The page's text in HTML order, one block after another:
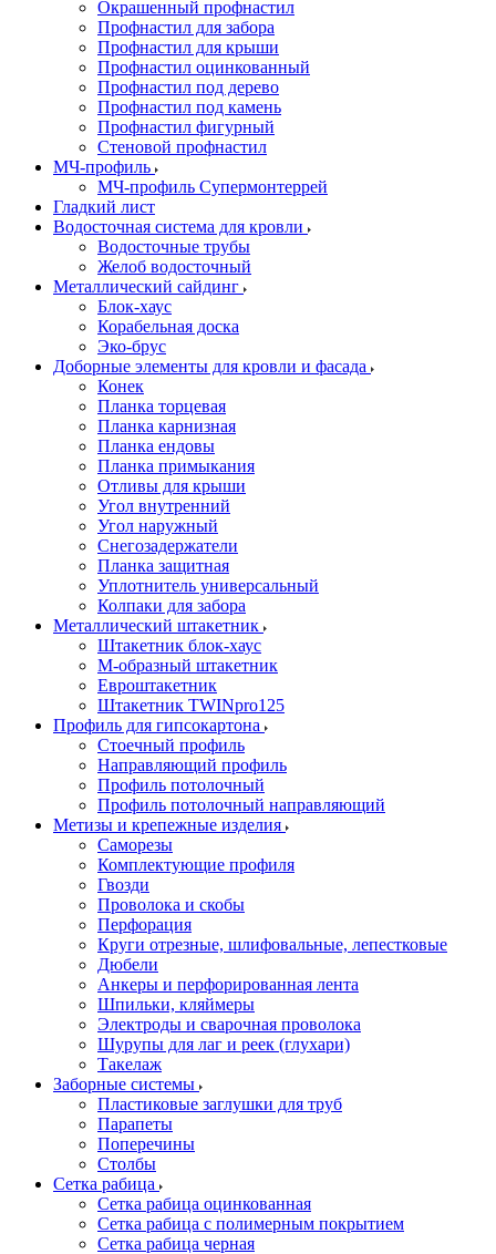
Окрашенный профнастил
Профнастил для забора
Профнастил для крыши
Профнастил оцинкованный
Профнастил под дерево
Профнастил под камень
Профнастил фигурный
Стеновой профнастил
МЧ-профиль
МЧ-профиль Супермонтеррей
Гладкий лист
Водосточная система для кровли
Водосточные трубы
Желоб водосточный
Металлический сайдинг
Блок-хаус
Корабельная доска
Эко-брус
Доборные элементы для кровли и фасада
Конек
Планка торцевая
Планка карнизная
Планка ендовы
Планка примыкания
Отливы для крыши
Угол внутренний
Угол наружный
Снегозадержатели
Планка защитная
Уплотнитель универсальный
Колпаки для забора
Металлический штакетник
Штакетник блок-хаус
М-образный штакетник
Евроштакетник
Штакетник TWINpro125
Профиль для гипсокартона
Стоечный профиль
Направляющий профиль
Профиль потолочный
Профиль потолочный направляющий
Метизы и крепежные изделия
Саморезы
Комплектующие профиля
Гвозди
Проволока и скобы
Перфорация
Круги отрезные, шлифовальные, лепестковые
Дюбели
Анкеры и перфорированная лента
Шпильки, кляймеры
Электроды и сварочная проволока
Шурупы для лаг и реек (глухари)
Такелаж
Заборные системы
Пластиковые заглушки для труб
Парапеты
Поперечины
Столбы
Сетка рабица
Сетка рабица оцинкованная
Сетка рабица с полимерным покрытием
Сетка рабица черная